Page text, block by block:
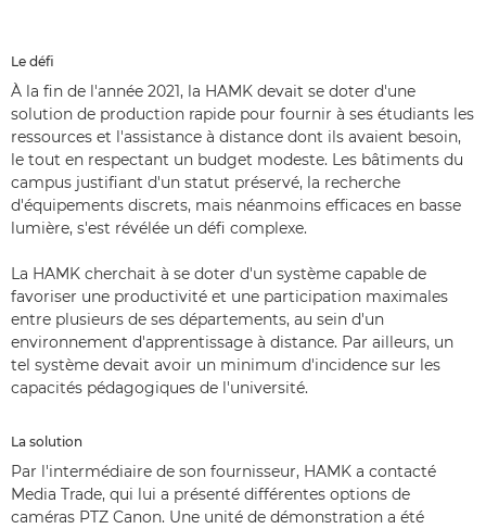
Le défi
À la fin de l'année 2021, la HAMK devait se doter d'une
solution de production rapide pour fournir à ses étudiants les
ressources et l'assistance à distance dont ils avaient besoin,
le tout en respectant un budget modeste. Les bâtiments du
campus justifiant d'un statut préservé, la recherche
d'équipements discrets, mais néanmoins efficaces en basse
lumière, s'est révélée un défi complexe.
La HAMK cherchait à se doter d'un système capable de
favoriser une productivité et une participation maximales
entre plusieurs de ses départements, au sein d'un
environnement d'apprentissage à distance. Par ailleurs, un
tel système devait avoir un minimum d'incidence sur les
capacités pédagogiques de l'université.
La solution
Par l'intermédiaire de son fournisseur, HAMK a contacté
Media Trade, qui lui a présenté différentes options de
caméras PTZ Canon. Une unité de démonstration a été